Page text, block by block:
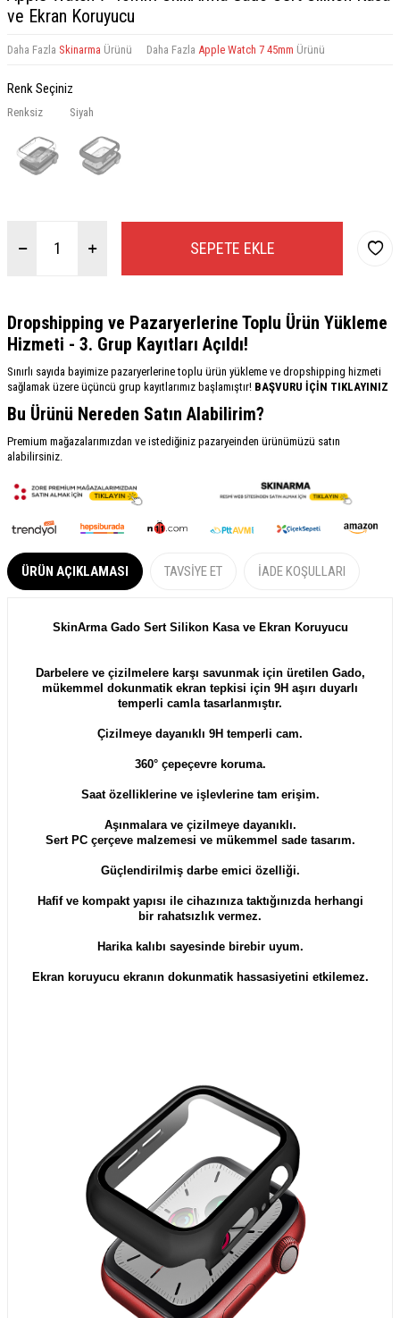
ve Ekran Koruyucu
Daha Fazla Skinarma Ürünü Daha Fazla Apple Watch 7 45mm Ürünü
Renk Seçiniz
Renksiz Siyah
SEPETE EKLE
Dropshipping ve Pazaryerlerine Toplu Ürün Yükleme
Hizmeti - 3. Grup Kayıtları Açıldı!
Sınırlı sayıda bayimize pazaryerlerine toplu ürün yükleme ve dropshipping hizmeti
sağlamak üzere üçüncü grup kayıtlarımız başlamıştır! BAŞVURU İÇİN TIKLAYINIZ
Bu Ürünü Nereden Satın Alabilirim?
Premium mağazalarımızdan ve istediğiniz pazaryeinden ürünümüzü satın
alabilirsiniz.
ÜRÜN AÇIKLAMASI TAVSIYE ET İADE KOŞULLARI
SkinArma Gado Sert Silikon Kasa ve Ekran Koruyucu
Darbelere ve çizilmelere karşı savunmak için üretilen Gado,
mükemmel dokunmatik ekran tepkisi için 9H aşırı duyarlı
temperli camla tasarlanmıştır.
Çizilmeye dayanıklı 9H temperli cam.
360° çepeçevre koruma.
Saat özelliklerine ve işlevlerine tam erişim.
Aşınmalara ve çizilmeye dayanıklı.
Sert PC çerçeve malzemesi ve mükemmel sade tasarım.
Güçlendirilmiş darbe emici özelliği.
Hafif ve kompakt yapısı ile cihazınıza taktığınızda herhangi
bir rahatsızlık vermez.
Harika kalıbı sayesinde birebir uyum.
Ekran koruyucu ekranın dokunmatik hassasiyetini etkilemez.